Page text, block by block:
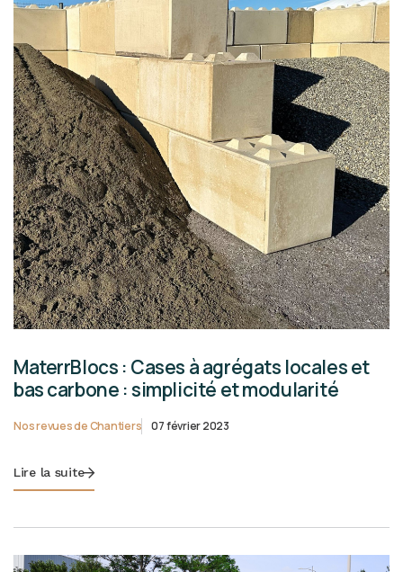
MaterrBlocs : Cases à agrégats locales et
bas carbone : simplicité et modularité
Nos revues de Chantiers 07 février 2023
Lire la suite